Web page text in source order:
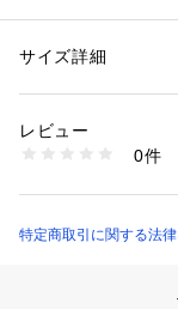
構図に仕上げていま
着。
バックウエストに
グが決まり、シー
性別：レディース
素材：コットン100％
洗濯：洗濯不可、漂
イ可、ウエットクリー
商品番号：
サイズ詳細
レビュー
0件
特定商取引に関する法